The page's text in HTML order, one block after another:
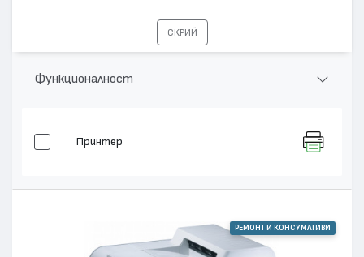
СКРИЙ
Функционалност
Принтер
РЕМОНТ И КОНСУМАТИВИ